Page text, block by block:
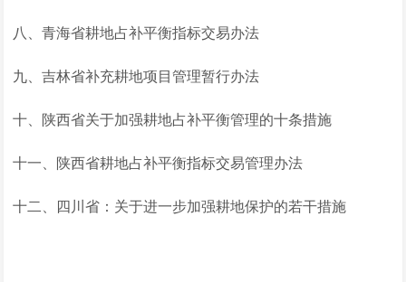
八、青海省耕地占补平衡指标交易办法
九、吉林省补充耕地项目管理暂行办法
十、陕西省关于加强耕地占补平衡管理的十条措施
十一、陕西省耕地占补平衡指标交易管理办法
十二、四川省：关于进一步加强耕地保护的若干措施